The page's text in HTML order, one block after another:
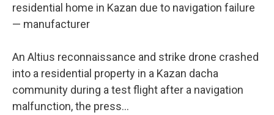
residential home in Kazan due to navigation failure
— manufacturer
An Altius reconnaissance and strike drone crashed
into a residential property in a Kazan dacha
community during a test flight after a navigation
malfunction, the press…